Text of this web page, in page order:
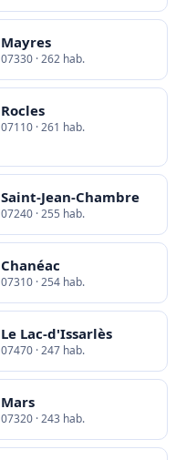
Mayres
07330 · 262 hab.
Rocles
07110 · 261 hab.
Saint-Jean-Chambre
07240 · 255 hab.
Chanéac
07310 · 254 hab.
Le Lac-d'Issarlès
07470 · 247 hab.
Mars
07320 · 243 hab.